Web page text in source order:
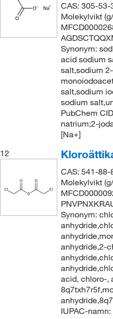
CAS: 305-
Molekylvikt
Synonym:
acid sodium
salt,sodium
salt,sodium
sodium
PubChem
natrium;2-
[Na+]
12
CAS: 541-
Molekylvikt
Synonym:
anhydride,2-
acid, chloro-,
IUPAC-